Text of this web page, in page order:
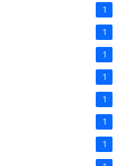
1
1
1
1
1
1
1